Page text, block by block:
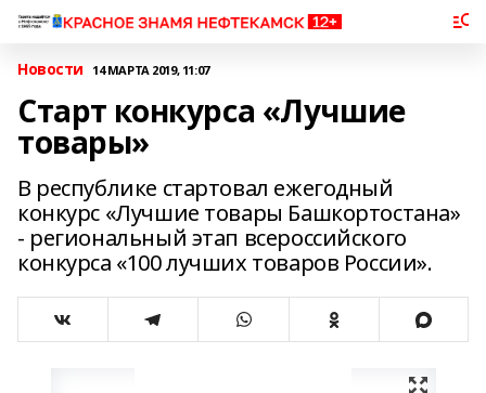
Новости 14 МАРТА 2019, 11:07
Старт конкурса «Лучшие
товары»
В республике стартовал ежегодный
конкурс «Лучшие товары Башкортостана»
- региональный этап всероссийского
конкурса «100 лучших товаров России».